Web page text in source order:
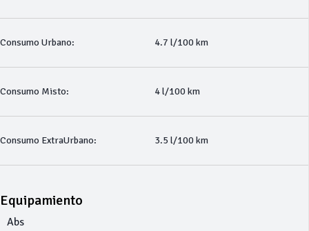
Consumo Urbano: 4.7 l/100 km
Consumo Misto: 4 l/100 km
Consumo ExtraUrbano: 3.5 l/100 km
Equipamiento
Abs